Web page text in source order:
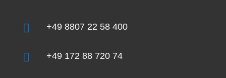
 +49 8807 22 58 400
 +49 172 88 720 74